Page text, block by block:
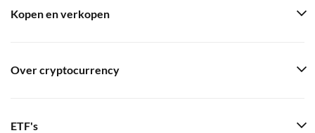
Kopen en verkopen
Over cryptocurrency
ETF's